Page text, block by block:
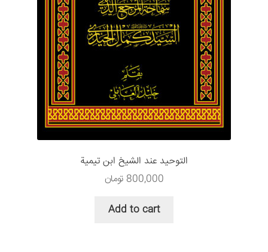
ثبت شکایات
حساب کاربری من
سبد خرید
قوانین و مقررات
التوحید عند الشیخ ابن تیمیة
800,000 تومان
Add to cart